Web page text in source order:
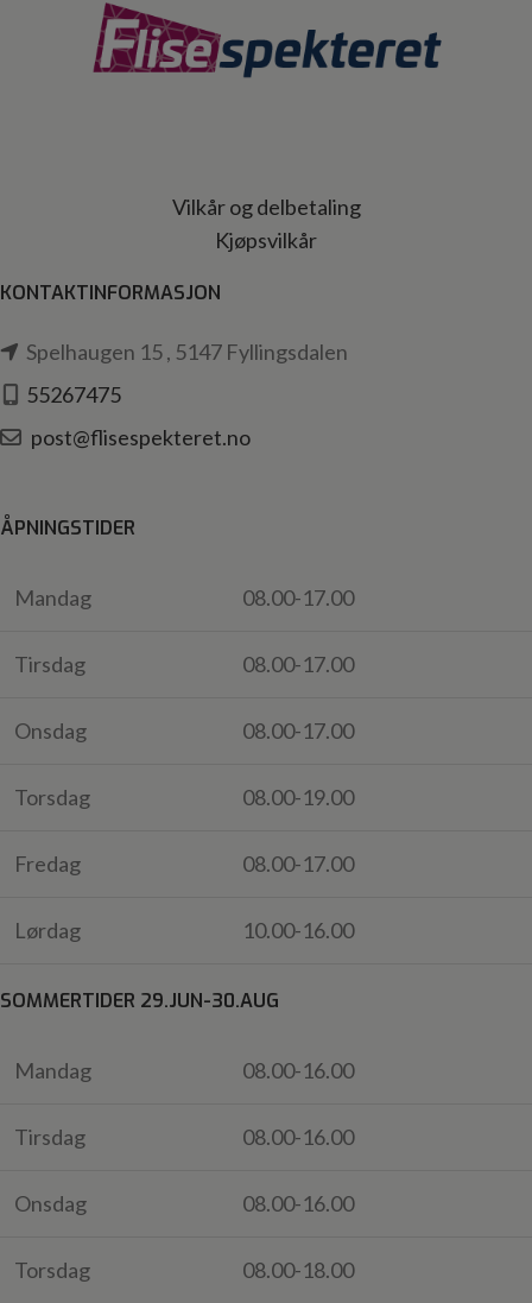
Vilkår og delbetaling
Kjøpsvilkår
KONTAKTINFORMASJON
Spelhaugen 15 , 5147 Fyllingsdalen
55267475
post@flisespekteret.no
ÅPNINGSTIDER
Mandag 08.00-17.00
Tirsdag 08.00-17.00
Onsdag 08.00-17.00
Torsdag 08.00-19.00
Fredag 08.00-17.00
Lørdag 10.00-16.00
SOMMERTIDER 29.JUN-30.AUG
Mandag 08.00-16.00
Tirsdag 08.00-16.00
Onsdag 08.00-16.00
Torsdag 08.00-18.00